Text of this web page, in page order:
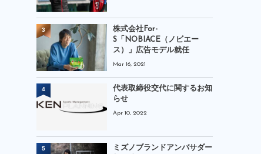
株式会社For-
S「NOBIACE（ノビエー
ス）」広告モデル就任
Mar 16, 2021
3
代表取締役交代に関するお知
らせ
Apr 10, 2022
4
ミズノブランドアンバサダー
5